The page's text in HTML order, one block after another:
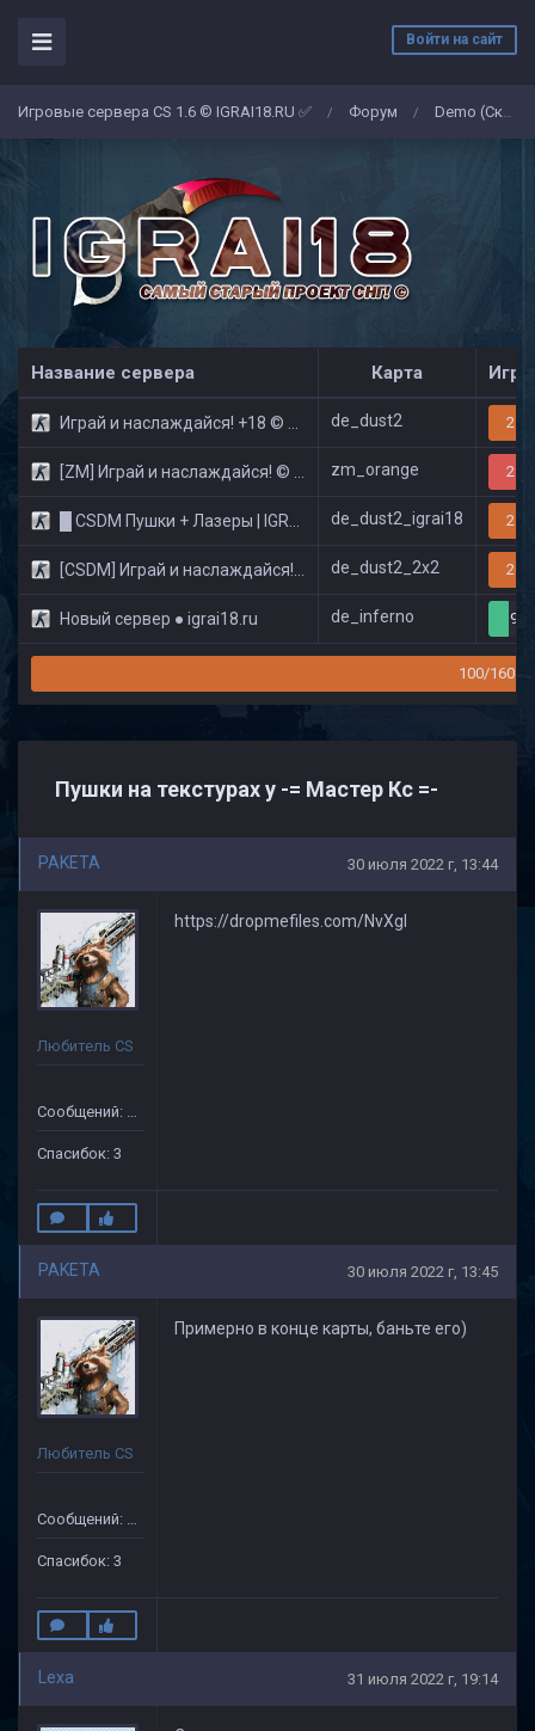
Войти на сайт
Игровые сервера CS 1.6 © IGRAI18.RU ✅ / Форум / Demo (Скриншоты)
Название сервера Карта
Играй и наслаждайся! +18 © Public de_dust2 21/
[ZM] Играй и наслаждайся! © Zombie Show zm_orange 29/
█ CSDM Пушки + Лазеры | IGRAI18.RU ツ █ de_dust2_igrai18 21/
[CSDM] Играй и наслаждайся! © Classic de_dust2_2x2 20/
Новый сервер ● igrai18.ru de_inferno 9/
100/160
Пушки на текстурах у -= Мастер Кс =-
PAKETA 30 июля 2022 г, 13:44
Любитель CS
Сообщений: 48
Спасибок: 3
https://dropmefiles.com/NvXgl
PAKETA 30 июля 2022 г, 13:45
Любитель CS
Сообщений: 48
Спасибок: 3
Примерно в конце карты, баньте его)
Lexa 31 июля 2022 г, 19:14